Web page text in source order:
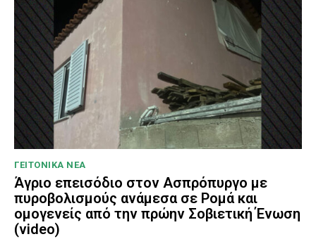
ΓΕΙΤΟΝΙΚΑ ΝΕΑ
Άγριο επεισόδιο στον Ασπρόπυργο με
πυροβολισμούς ανάμεσα σε Ρομά και
ομογενείς από την πρώην Σοβιετική Ένωση
(video)